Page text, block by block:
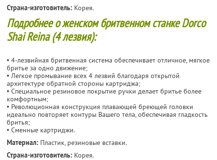
Страна-изготовитель: Корея.
Подробнее о женском бритвенном станке Dorco
Shai Reina (4 лезвия):
• 4-лезвийная бритвенная система обеспечивает отличное, мягкое
бритье за одно движение;
• Легкое промывание всех 4 лезвий благодаря открытой
архитектуре обратной стороны картриджа;
• Специальное резиновое покрытие ручки делает бритье более
комфортным;
• Революционная конструкция плавающей бреющей головки
идеально повторяет контуры Вашего тела, обеспечивая гладкость
бритья;
• Сменные картриджи.
Материал: Пластик, резиновые вставки.
Страна-изготовитель: Корея.